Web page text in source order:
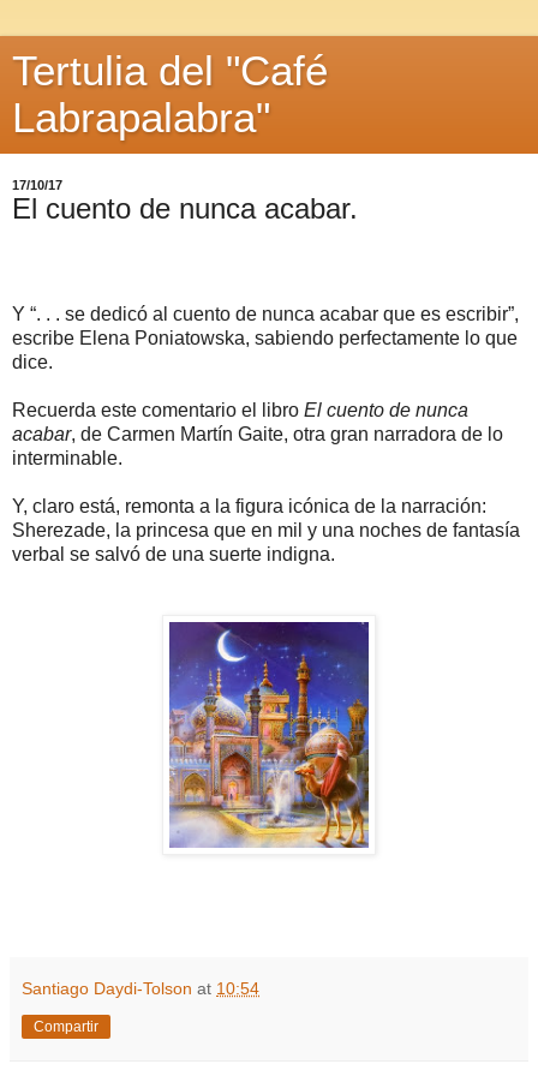
Tertulia del "Café
Labrapalabra"
17/10/17
El cuento de nunca acabar.
Y “. . . se dedicó al cuento de nunca acabar que es escribir”,
escribe Elena Poniatowska, sabiendo perfectamente lo que
dice.
Recuerda este comentario el libro El cuento de nunca
acabar, de Carmen Martín Gaite, otra gran narradora de lo
interminable.
Y, claro está, remonta a la figura icónica de la narración:
Sherezade, la princesa que en mil y una noches de fantasía
verbal se salvó de una suerte indigna.
Santiago Daydi-Tolson at 10:54
Compartir